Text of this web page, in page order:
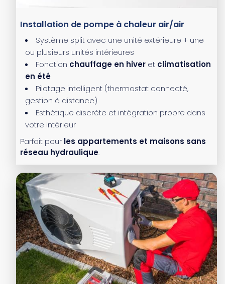
Installation de pompe à chaleur air/air
Système split avec une unité extérieure + une
ou plusieurs unités intérieures
Fonction chauffage en hiver et climatisation
en été
Pilotage intelligent (thermostat connecté,
gestion à distance)
Esthétique discrète et intégration propre dans
votre intérieur
Parfait pour les appartements et maisons sans
réseau hydraulique.